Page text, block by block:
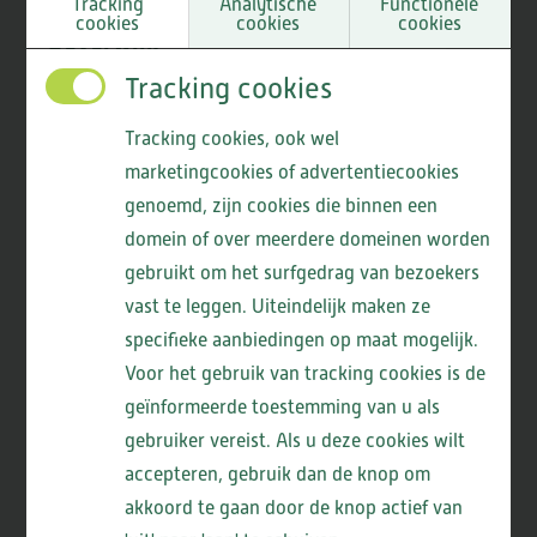
Tracking
cookies
Analytische
cookies
Functionele
cookies
Tracking cookies
Tracking cookies, ook wel
marketingcookies of advertentiecookies
genoemd, zijn cookies die binnen een
domein of over meerdere domeinen worden
gebruikt om het surfgedrag van bezoekers
vast te leggen. Uiteindelijk maken ze
specifieke aanbiedingen op maat mogelijk.
Voor het gebruik van tracking cookies is de
geïnformeerde toestemming van u als
gebruiker vereist. Als u deze cookies wilt
accepteren, gebruik dan de knop om
akkoord te gaan door de knop actief van
Beverwijk Info